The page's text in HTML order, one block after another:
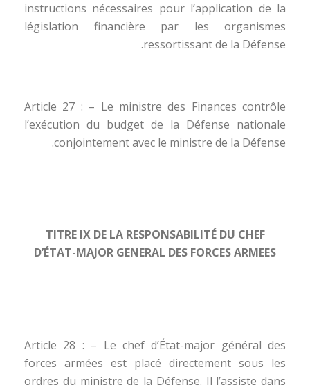
instructions nécessaires pour l’application de la
législation financière par les organismes
ressortissant de la Défense.
Article 27 : – Le ministre des Finances contrôle
l’exécution du budget de la Défense nationale
conjointement avec le ministre de la Défense.
TITRE IX DE LA RESPONSABILITÉ DU CHEF
D’ÉTAT-MAJOR GENERAL DES FORCES ARMEES
Article 28 : – Le chef d’État-major général des
forces armées est placé directement sous les
ordres du ministre de la Défense. Il l’assiste dans